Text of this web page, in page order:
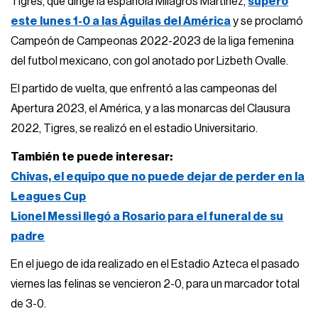
este lunes 1-0 a las Águilas del América y se proclamó
Campeón de Campeonas 2022-2023 de la liga femenina
del futbol mexicano, con gol anotado por Lizbeth Ovalle.
El partido de vuelta, que enfrentó a las campeonas del
Apertura 2023, el América, y a las monarcas del Clausura
2022, Tigres, se realizó en el estadio Universitario.
También te puede interesar:
Chivas, el equipo que no puede dejar de perder en la
Leagues Cup
Lionel Messi llegó a Rosario para el funeral de su
padre
En el juego de ida realizado en el Estadio Azteca el pasado
viernes las felinas se vencieron 2-0, para un marcador total
de 3-0.